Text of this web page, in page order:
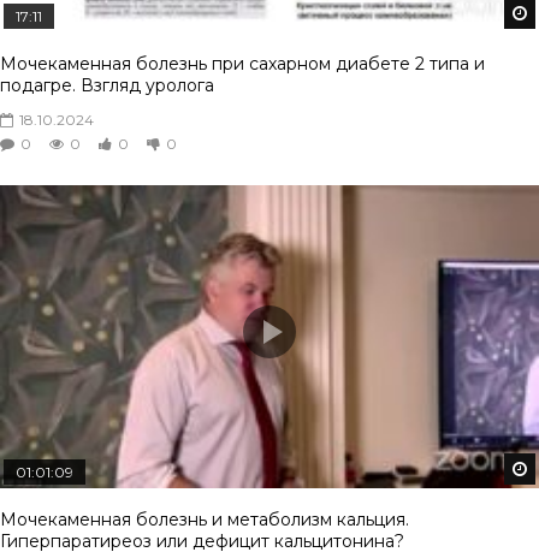
17:11
Мочекаменная болезнь при сахарном диабете 2 типа и
подагре. Взгляд уролога
18.10.2024
0
0 0 0
01:01:09
Мочекаменная болезнь и метаболизм кальция.
Гиперпаратиреоз или дефицит кальцитонина?